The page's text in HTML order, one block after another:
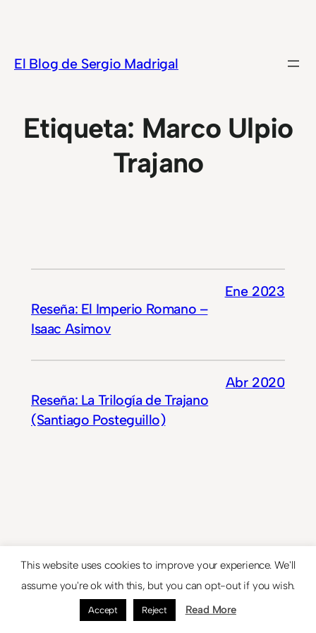
contenido
El Blog de Sergio Madrigal
Etiqueta: Marco Ulpio
Trajano
Reseña: El Imperio Romano –
Isaac Asimov
Ene 2023
Reseña: La Trilogía de Trajano
(Santiago Posteguillo)
Abr 2020
© 2024 Theme byAnders Norén
This website uses cookies to improve your experience. We'll
assume you're ok with this, but you can opt-out if you wish.
Accept Reject Read More